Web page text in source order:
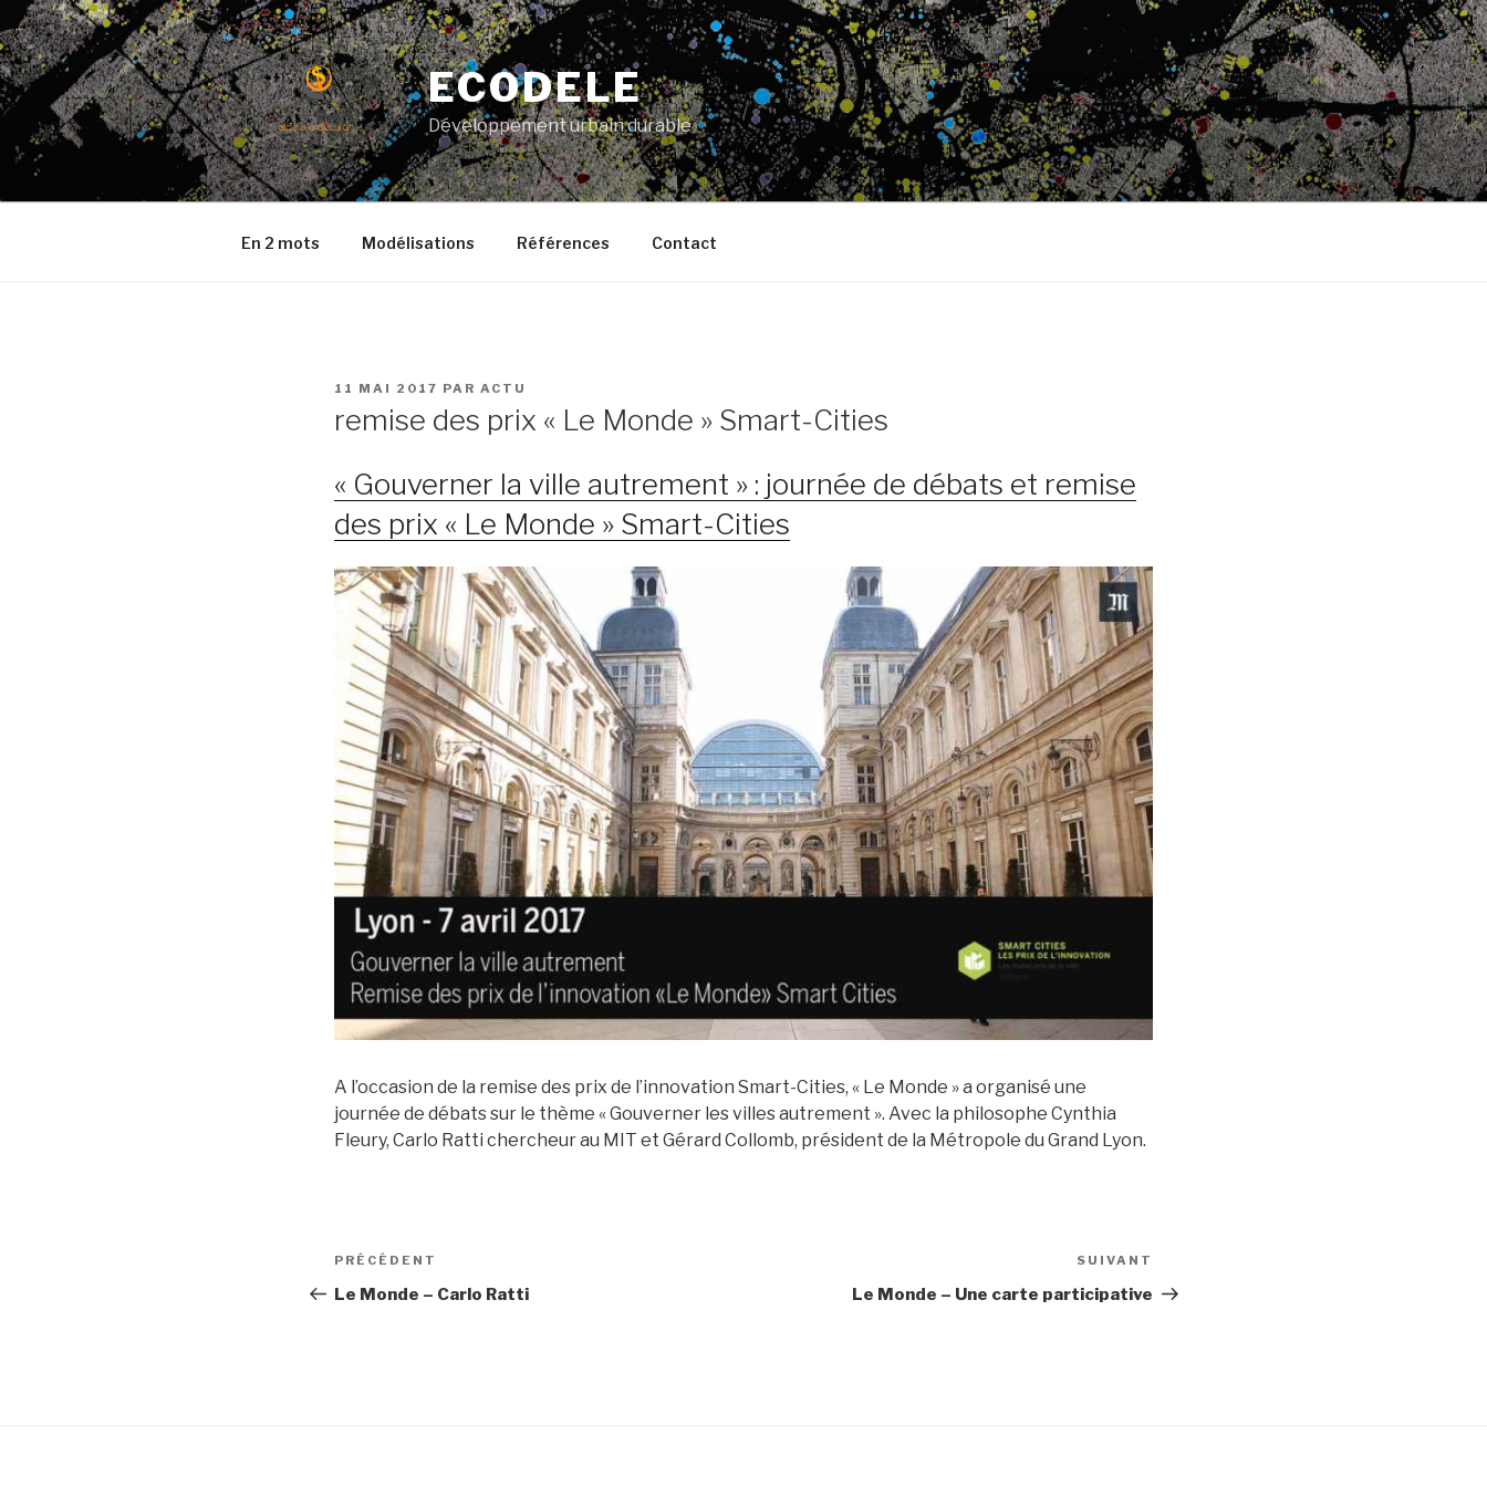
Aller
au
contenu
principal
ECODELE
Développement urbain durable
En 2 mots Modélisations Références Contact
PUBLIÉ
11 MAI 2017 PAR ACTU
remise des prix « Le Monde » Smart-Cities
« Gouverner la ville autrement » : journée de débats et remise
des prix « Le Monde » Smart-Cities
A l’occasion de la remise des prix de l’innovation Smart-Cities, « Le Monde » a organisé une
journée de débats sur le thème « Gouverner les villes autrement ». Avec la philosophe Cynthia
Fleury, Carlo Ratti chercheur au MIT et Gérard Collomb, président de la Métropole du Grand Lyon.
Navigation
de
Article
précédent
PRÉCÉDENT
Le Monde – Carlo Ratti
suivant
SUIVANT
Le Monde – Une carte participative